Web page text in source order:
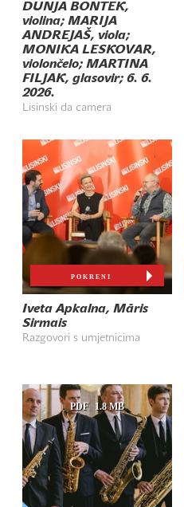
DUNJA BONTEK,
violina; MARIJA
ANDREJAŠ, viola;
MONIKA LESKOVAR,
violončelo; MARTINA
FILJAK, glasovir; 6. 6.
2026.
Lisinski da camera
POKRENI
Iveta Apkalna, Māris
Sirmais
Razgovori s umjetnicima
PDF 1.8 MB